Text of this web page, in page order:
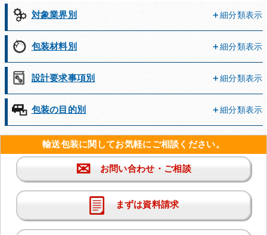
対象業界別 細分類表示
包装材料別 細分類表示
設計要求事項別 細分類表示
包装の目的別 細分類表示
輸送包装に関してお気軽にご相談ください。
✉ お問い合わせ・ご相談
まずは資料請求